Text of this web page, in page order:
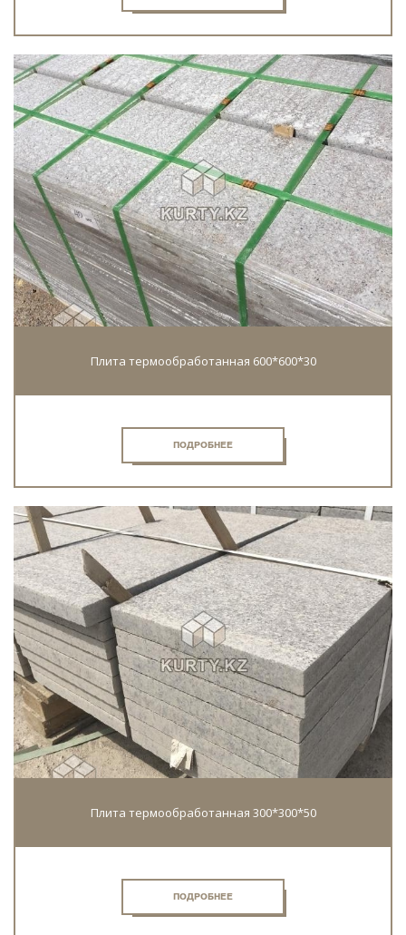
Плита термообработанная 600*600*30
ПОДРОБНЕЕ
Плита термообработанная 300*300*50
ПОДРОБНЕЕ